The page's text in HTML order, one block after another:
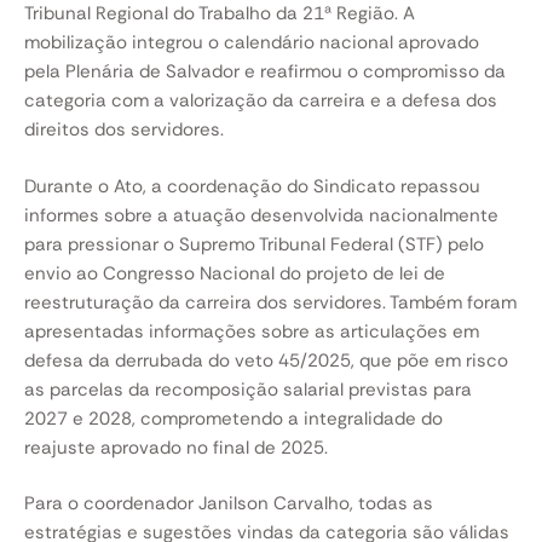
Tribunal Regional do Trabalho da 21ª Região. A
mobilização integrou o calendário nacional aprovado
pela Plenária de Salvador e reafirmou o compromisso da
categoria com a valorização da carreira e a defesa dos
direitos dos servidores.
Durante o Ato, a coordenação do Sindicato repassou
informes sobre a atuação desenvolvida nacionalmente
para pressionar o Supremo Tribunal Federal (STF) pelo
envio ao Congresso Nacional do projeto de lei de
reestruturação da carreira dos servidores. Também foram
apresentadas informações sobre as articulações em
defesa da derrubada do veto 45/2025, que põe em risco
as parcelas da recomposição salarial previstas para
2027 e 2028, comprometendo a integralidade do
reajuste aprovado no final de 2025.
Para o coordenador Janilson Carvalho, todas as
estratégias e sugestões vindas da categoria são válidas